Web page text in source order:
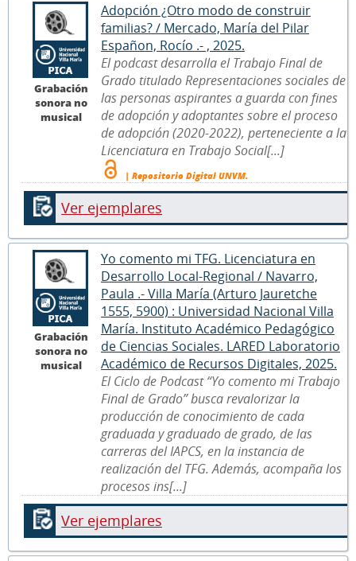
Grabación
sonora no
musical
Adopción ¿Otro modo de construir
familias? / Mercado, María del Pilar
Españon, Rocío .- , 2025.
El podcast desarrolla el Trabajo Final de
Grado titulado Representaciones sociales de
las personas aspirantes a guarda con fines
de adopción y adoptantes sobre el proceso
de adopción (2020-2022), perteneciente a la
Licenciatura en Trabajo Social[...]
| Repositorio Digital UNVM.
Ver ejemplares
Grabación
sonora no
musical
Yo comento mi TFG. Licenciatura en
Desarrollo Local-Regional / Navarro,
Paula .- Villa María (Arturo Jauretche
1555, 5900) : Universidad Nacional Villa
María. Instituto Académico Pedagógico
de Ciencias Sociales. LARED Laboratorio
Académico de Recursos Digitales, 2025.
El Ciclo de Podcast “Yo comento mi Trabajo
Final de Grado” busca revalorizar la
producción de conocimiento de cada
graduada y graduado de grado, de las
carreras del IAPCS, en la instancia de
realización del TFG. Además, acompaña los
procesos ins[...]
Ver ejemplares